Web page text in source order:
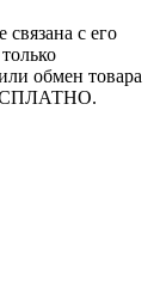
с его
обмен товара